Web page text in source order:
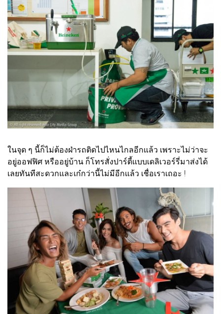
ในจุด ๆ นี้ก็ไม่ต้องฝ่ารถติดไปไหนไกลอีกแล้ว เพราะไม่ว่าจะ
อยู่ออฟฟิศ หรืออยู่บ้าน ก็โทรสั่งปาร์ตี้แบบเดลิเวอร์รี่มาส่งได้
เลยทันทีสะดวกและเก๋กว่านี้ไม่มีอีกแล้ว เชื่อเราเถอะ !